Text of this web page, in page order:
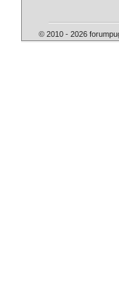
© 2010 - 2026